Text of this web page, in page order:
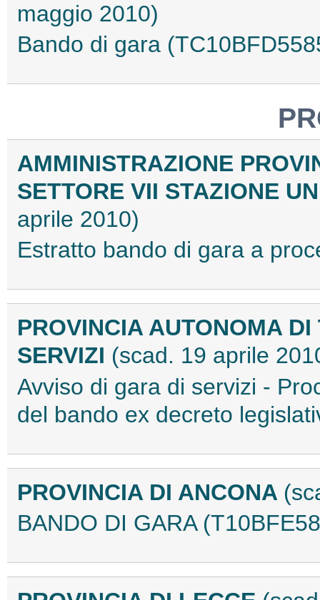
maggio 2010)
Bando di gara
AMMINISTRAZIONE
SETTORE VII STAZIONE
aprile 2010)
Estratto bando di gara a
PROVINCIA AUTONOMA
SERVIZI (scad. 19 aprile
Avviso di gara di servizi -
del bando ex decreto
PROVINCIA DI ANCONA
BANDO DI GARA